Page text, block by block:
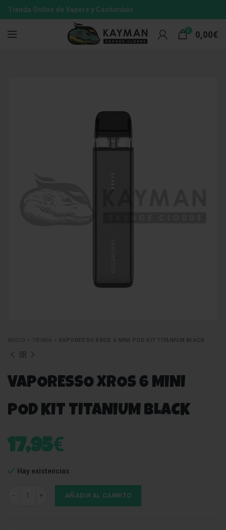
Tienda Online de Vapers y Cachimbas
0 0,00€
VAPORESSO XROS 6 MINI POD KIT TITANIUM BLACK
VAPORESSO XROS 6 MINI
POD KIT TITANIUM BLACK
17,95€
Hay existencias
Vaporesso Xros 6 Mini Pod Kit Titanium Black cantidad
AÑADIR AL CARRITO